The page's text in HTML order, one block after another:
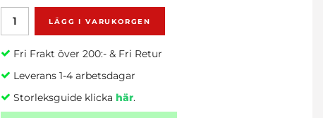
LÄGG I VARUKORGEN
Fri Frakt över 200:- & Fri Retur
Leverans 1-4 arbetsdagar
Storleksguide klickahär.